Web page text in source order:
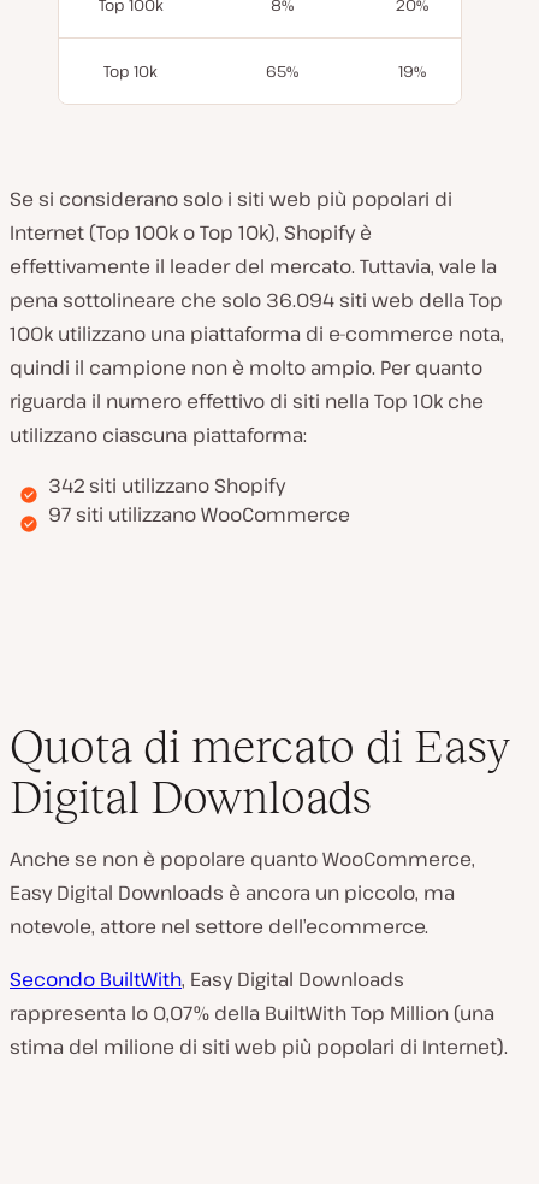
Top 10k 65% 19%
Se si considerano solo i siti web più popolari di
Internet (Top 100k o Top 10k), Shopify è
effettivamente il leader del mercato. Tuttavia, vale la
pena sottolineare che solo 36.094 siti web della Top
100k utilizzano una piattaforma di e-commerce nota,
quindi il campione non è molto ampio. Per quanto
riguarda il numero effettivo di siti nella Top 10k che
utilizzano ciascuna piattaforma:
342 siti utilizzano Shopify
97 siti utilizzano WooCommerce
Quota di mercato di Easy
Digital Downloads
Anche se non è popolare quanto WooCommerce,
Easy Digital Downloads è ancora un piccolo, ma
notevole, attore nel settore dell’ecommerce.
Secondo BuiltWith, Easy Digital Downloads
rappresenta lo 0,07% della BuiltWith Top Million (una
stima del milione di siti web più popolari di Internet).